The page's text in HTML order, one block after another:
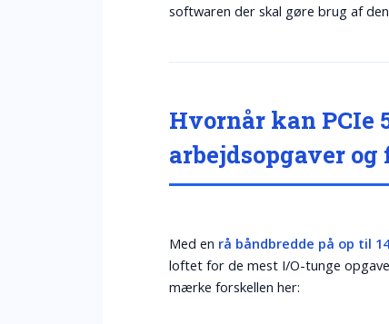
softwaren der skal gøre brug af
Hvornår kan PCIe
arbejdsopgaver
Med en rå båndbredde på op til
loftet for de mest I/O-tunge
mærke forskellen her: